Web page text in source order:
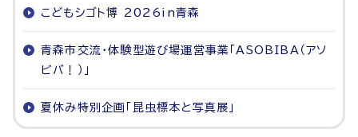
こどもシゴト博 2026in青森
青森市交流・体験型遊び場運営事業「ASOBIBA（アソ
ビバ！）」
夏休み特別企画「昆虫標本と写真展」